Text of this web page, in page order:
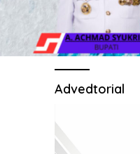
Advedtorial